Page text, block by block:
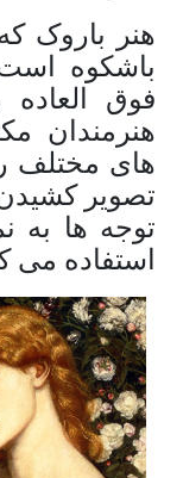
هنر باروک
باشکوه
فوق العاده
هنرمندان
های مختلف
تصویر
توجه ها به
استفاده می